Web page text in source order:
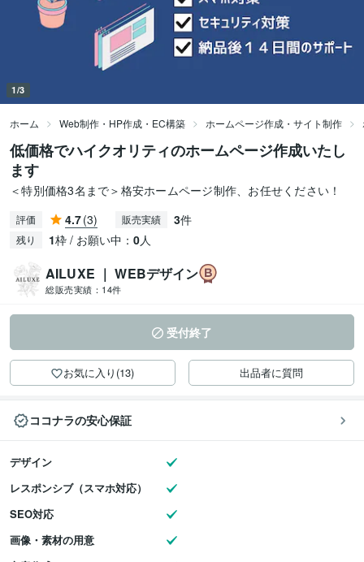
1/3
ホーム Web制作・HP作成・EC構築 ホームページ作成・サイト制作
低価格でハイクオリティのホームページ作成いたし
ます
＜特別価格3名まで＞格安ホームページ制作、お任せください！
評価 4.7(3) 販売実績 3件
残り 1枠 / お願い中： 0人
AILUXE ｜ WEBデザイン
総販売実績： 14件
受付終了
お気に入り(13) 出品者に質問
ココナラの安心保証
デザイン
レスポンシブ（スマホ対応）
SEO対応
画像・素材の用意